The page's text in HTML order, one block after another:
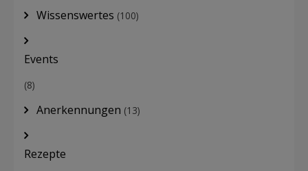
Wissenswertes (100)
Events
(8)
Anerkennungen (13)
Rezepte